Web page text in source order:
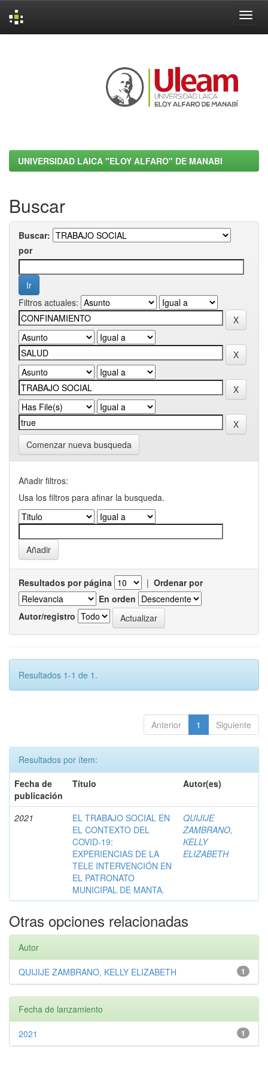
UNIVERSIDAD LAICA "ELOY ALFARO" DE MANABI
Buscar
Buscar:
por
Filtros actuales:
Comenzar nueva busqueda
Añadir filtros:
Usa los filtros para afinar la busqueda.
Resultados por página | Ordenar por
En orden
Autor/registro
Resultados 1-1 de 1.
Anterior 1 Siguiente
Resultados por ítem:
Fecha de
publicación
Título Autor(es)
2021
EL TRABAJO SOCIAL EN
EL CONTEXTO DEL
COVID-19:
EXPERIENCIAS DE LA
TELE INTERVENCIÓN EN
EL PATRONATO
MUNICIPAL DE MANTA.
QUIJIJE
ZAMBRANO,
KELLY
ELIZABETH
Otras opciones relacionadas
Autor
1
QUIJIJE ZAMBRANO, KELLY ELIZABETH
Fecha de lanzamiento
1
2021